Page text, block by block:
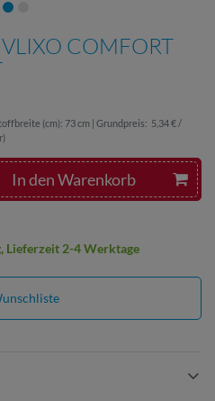
COMFORT
(cm): 73 cm | Grundpreis: 5,34 € /
)
In den Warenkorb
Lieferzeit 2-4 Werktage